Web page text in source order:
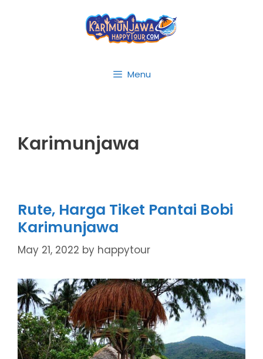
Menu
Karimunjawa
Rute, Harga Tiket Pantai Bobi
Karimunjawa
May 21, 2022 by happytour